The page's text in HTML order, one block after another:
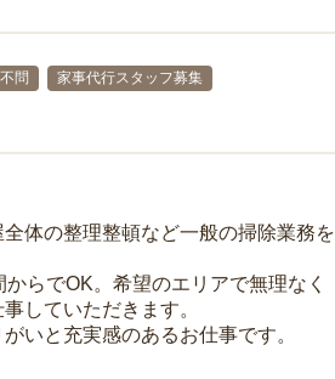
問
家事代行スタッフ募集
体の整理整頓など一般の掃除業務を
らでOK。希望のエリアで無理なく
していただきます。
いと充実感のあるお仕事です。